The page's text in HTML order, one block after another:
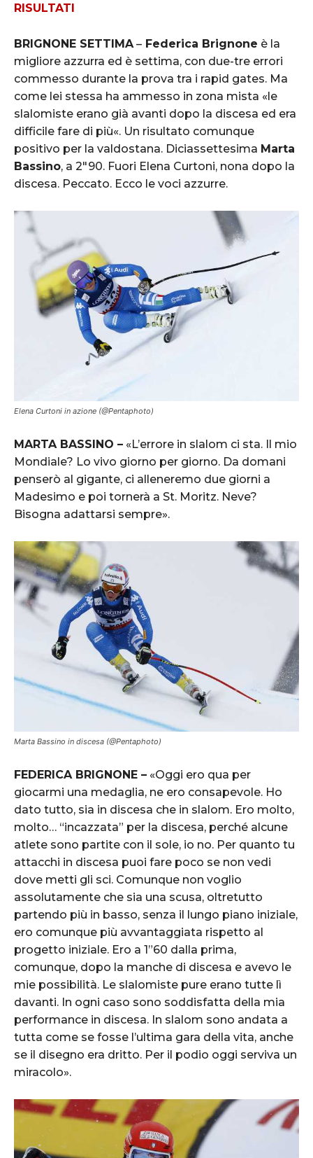
ST. MORITZ, SWITZERLAND Ð FEBRUARY 10: Mikaela Tommy of Canada
crashes out during the FIS Alpine Ski World Championships Women's Alpine
Combined on February 10, 2017 in St. Moritz, Switzerland (Photo by Alexis
Boichard/Agence Zoom)
ST. MORITZ, SWITZERLAND Ð FEBRUARY 10: Michaela Kirchgasser of Austria
wins the bronze medal during the FIS Alpine Ski World Championships
Women's Alpine Combined on February 10, 2017 in St. Moritz, Switzerland
(Photo by Alexis Boichard/Agence Zoom)
ST. MORITZ, SWITZERLAND Ð FEBRUARY 10: Stacey Cook of USA competes
during the FIS Alpine Ski World Championships Women's Alpine Combined
on February 10, 2017 in St. Moritz, Switzerland (Photo by Alexis
ST. MORITZ, SWITZERLAND Ð FEBRUARY 10: Wendy Holdener of Switzerland
wins the gold medal during the FIS Alpine Ski World Championships
Women's Alpine Combined on February 10, 2017 in St. Moritz, Switzerland
(Photo by Alexis Boichard/Agence Zoom)
ST. MORITZ, SWITZERLAND Ð FEBRUARY 10: Federica Brignone of Italy
competes during the FIS Alpine Ski World Championships Women's Alpine
Combined on February 10, 2017 in St. Moritz, Switzerland (Photo by Alain
Grosclaude/Agence Zoom)
competes during the FIS Alpine Ski World Championships Women's Alpine
Combined on February 10, 2017 in St. Moritz, Switzerland (Photo by Alain
Grosclaude/Agence Zoom)
RISULTATI
BRIGNONE SETTIMA – Federica Brignone è la
migliore azzurra ed è settima, con due-tre errori
commesso durante la prova tra i rapid gates. Ma
come lei stessa ha ammesso in zona mista «le
slalomiste erano già avanti dopo la discesa ed era
difficile fare di più«. Un risultato comunque
positivo per la valdostana. Diciassettesima Marta
Bassino, a 2″90. Fuori Elena Curtoni, nona dopo la
discesa. Peccato. Ecco le voci azzurre.
Elena Curtoni in azione (@Pentaphoto)
MARTA BASSINO – «L’errore in slalom ci sta. Il mio
Mondiale? Lo vivo giorno per giorno. Da domani
penserò al gigante, ci alleneremo due giorni a
Madesimo e poi tornerà a St. Moritz. Neve?
Bisogna adattarsi sempre».
Marta Bassino in discesa (@Pentaphoto)
FEDERICA BRIGNONE – «Oggi ero qua per
giocarmi una medaglia, ne ero consapevole. Ho
dato tutto, sia in discesa che in slalom. Ero molto,
molto… “incazzata” per la discesa, perché alcune
atlete sono partite con il sole, io no. Per quanto tu
attacchi in discesa puoi fare poco se non vedi
dove metti gli sci. Comunque non voglio
assolutamente che sia una scusa, oltretutto
partendo più in basso, senza il lungo piano iniziale,
ero comunque più avvantaggiata rispetto al
progetto iniziale. Ero a 1”60 dalla prima,
comunque, dopo la manche di discesa e avevo le
mie possibilità. Le slalomiste pure erano tutte lì
davanti. In ogni caso sono soddisfatta della mia
performance in discesa. In slalom sono andata a
tutta come se fosse l’ultima gara della vita, anche
se il disegno era dritto. Per il podio oggi serviva un
miracolo».